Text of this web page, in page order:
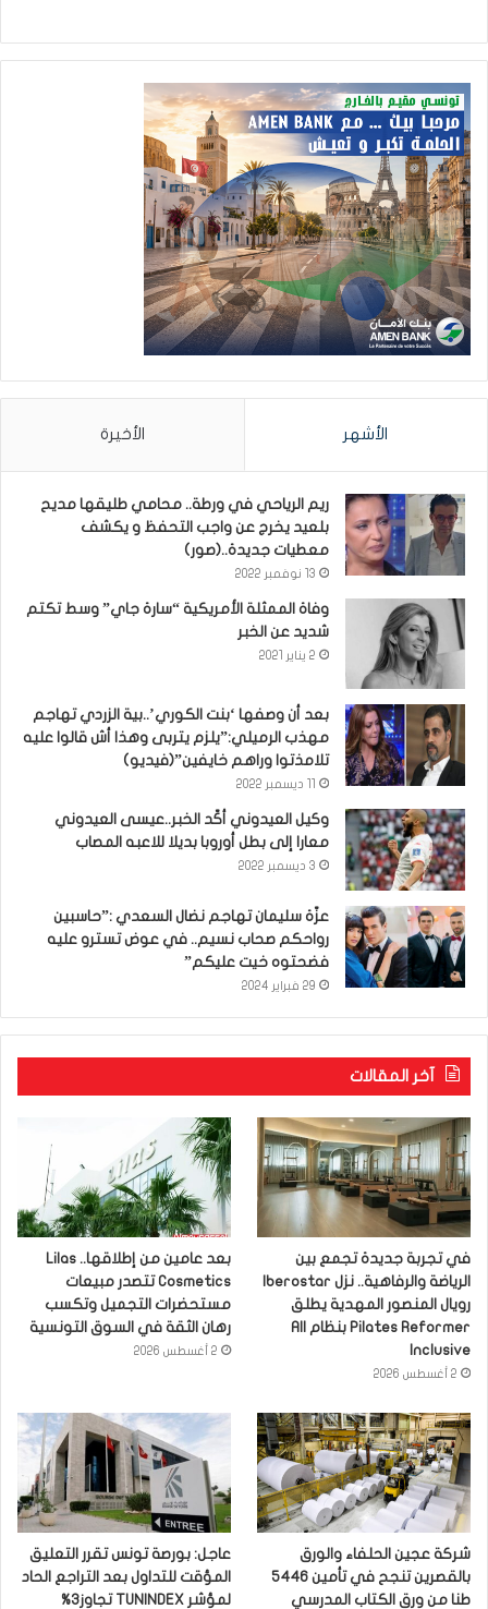
الأشهر الأخيرة
ريم الرياحي في ورطة.. محامي طليقها مديح
بلعيد يخرج عن واجب التحفظ و يكشف
معطيات جديدة..(صور)
13 نوفمبر 2022
وفاة الممثلة الأمريكية “سارة جاي” وسط تكتم
شديد عن الخبر
2 يناير 2021
بعد أن وصفها ‘بنت الكوري’..بية الزردي تهاجم
مهذب الرميلي:”يلزم يتربى وهذا أش قالوا عليه
تلامذتوا وراهم خايفين”(فيديو)
وكيل العيدوني أكّد الخبر..عيسى العيدوني
معارا إلى بطل أوروبا بديلا للاعبه المصاب
3 ديسمبر 2022
عزّة سليمان تهاجم نضال السعدي :”حاسبين
رواحكم صحاب نسيم.. في عوض تسترو عليه
فضحتوه خيت عليكم”
29 فبراير 2024
آخر المقالات
في تجربة جديدة تجمع بين
رويال المنصور المهدية يطلق
Pilates Reformer بنظام All
Inclusive
2 أغسطس 2026
بعد عامين من إطلاقها.. Lilas
Cosmetics تتصدر مبيعات
مستحضرات التجميل وتكسب
رهان الثقة في السوق التونسية
2 أغسطس 2026
شركة عجين الحلفاء والورق
بالقصرين تنجح في تأمين 5446
طنا من ورق الكتاب المدرسي
عاجل: بورصة تونس تقرر التعليق
المؤقت للتداول بعد التراجع الحاد
لمؤشر TUNINDEX تجاوز3%